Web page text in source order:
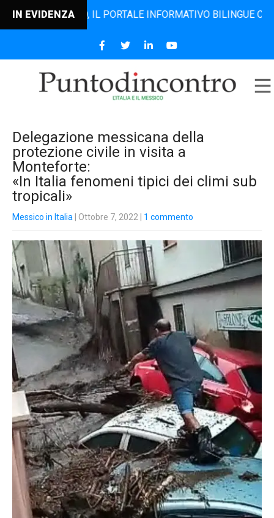
IN EVIDENZAIL PORTALE INFORMATIVO BILINGUE CHE
Delegazione messicana della
protezione civile in visita a
Monteforte:
«In Italia fenomeni tipici dei climi sub
tropicali»
Messico in Italia | Ottobre 7, 2022 1 commento